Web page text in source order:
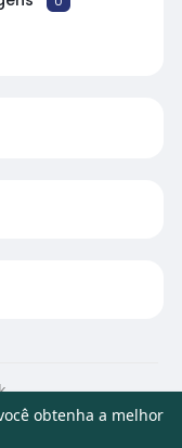
obtenha a melhor
Termos de Uso